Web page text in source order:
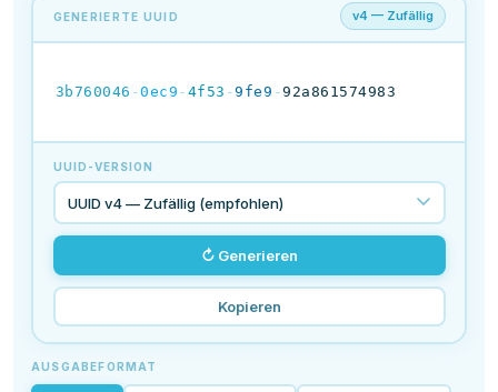
GENERIERTE UUID v4 — Zufällig
3b760046 -0ec9 - 4f53 -9fe9 -92a861574983
UUID-VERSION
↻ Generieren
Kopieren
AUSGABEFORMAT